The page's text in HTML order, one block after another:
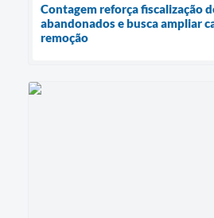
Contagem reforça fiscalização
abandonados e busca ampliar
remoção